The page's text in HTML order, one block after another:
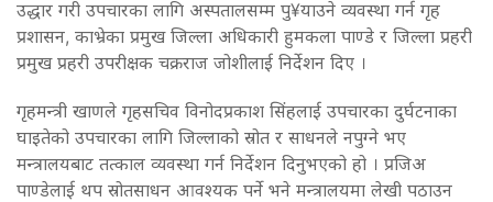
उद्धार गरी उपचारका लागि अस्पतालसम्म पु¥याउने व्यवस्था गर्न गृह
प्रशासन, काभ्रेका प्रमुख जिल्ला अधिकारी हुमकला पाण्डे र जिल्ला प्रहरी
प्रमुख प्रहरी उपरीक्षक चक्रराज जोशीलाई निर्देशन दिए ।
गृहमन्त्री खाणले गृहसचिव विनोदप्रकाश सिंहलाई उपचारका दुर्घटनाका
घाइतेको उपचारका लागि जिल्लाको स्रोत र साधनले नपुग्ने भए
मन्त्रालयबाट तत्काल व्यवस्था गर्न निर्देशन दिनुभएको हो । प्रजिअ
पाण्डेलाई थप स्रोतसाधन आवश्यक पर्ने भने मन्त्रालयमा लेखी पठाउन